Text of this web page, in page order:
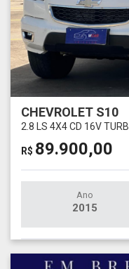
CHEVROLET S10
2.8 LS 4X4 CD 16V
R$ 89.900,00
Ano
2015